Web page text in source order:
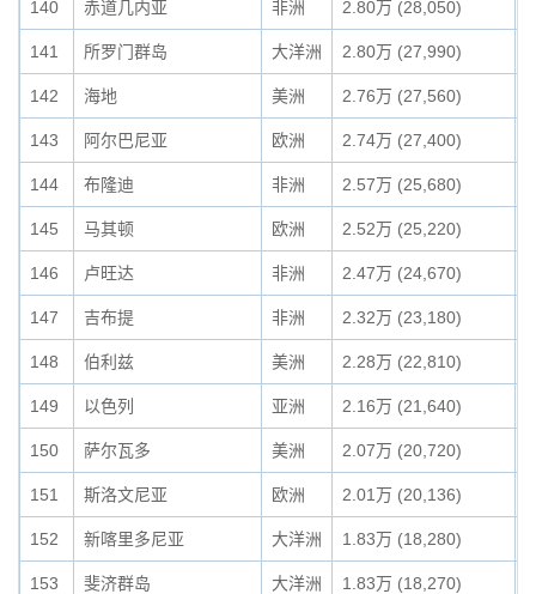
140 赤道几内亚 非洲 2.80万 (28,050)
141 所罗门群岛 大洋洲 2.80万 (27,990)
142 海地 美洲 2.76万 (27,560)
143 阿尔巴尼亚 欧洲 2.74万 (27,400)
144 布隆迪 非洲 2.57万 (25,680)
145 马其顿 欧洲 2.52万 (25,220)
146 卢旺达 非洲 2.47万 (24,670)
147 吉布提 非洲 2.32万 (23,180)
148 伯利兹 美洲 2.28万 (22,810)
149 以色列 亚洲 2.16万 (21,640)
150 萨尔瓦多 美洲 2.07万 (20,720)
151 斯洛文尼亚 欧洲 2.01万 (20,136)
152 新喀里多尼亚 大洋洲 1.83万 (18,280)
153 斐济群岛 大洋洲 1.83万 (18,270)